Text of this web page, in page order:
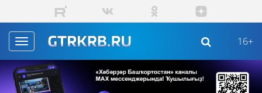
Перейти к основному содержанию
Toggle
navigation
16+